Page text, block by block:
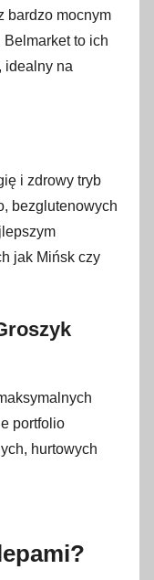
bardzo mocnym
Belmarket to ich
idealny na
i zdrowy tryb
bezglutenowych
jak Mińsk czy
portfolio
hurtowych